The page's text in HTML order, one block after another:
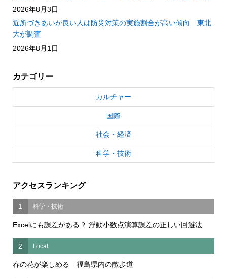
2026年8月3日
近所づきあいが良い人は防災対策の実施割合が高い傾向 東北
大が調査
2026年8月1日
カテゴリー
カルチャー
国際
社会・経済
科学・技術
アクセスランキング
1 科学・技術
Excelにも誤差がある？ 浮動小数点演算誤差の正しい回避法
2 Local
春の花が楽しめる 福島県内の散歩道